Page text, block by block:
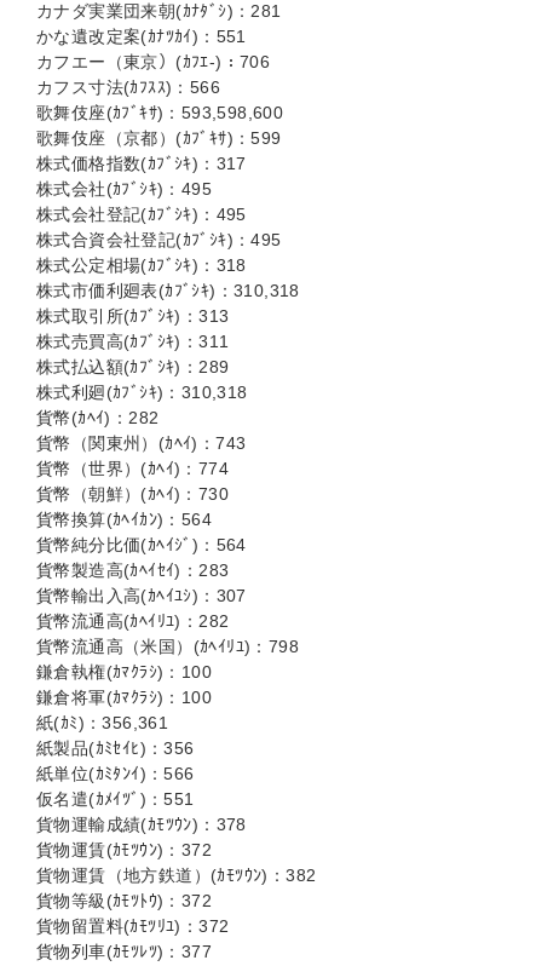
カナダ実業団来朝(ｶﾅﾀﾞｼ)：281
かな遺改定案(ｶﾅﾂｶｲ)：551
カフエー（東京）(ｶﾌｴ-)：706
カフス寸法(ｶﾌｽｽ)：566
歌舞伎座(ｶﾌﾞｷｻ)：593,598,600
歌舞伎座（京都）(ｶﾌﾞｷｻ)：599
株式価格指数(ｶﾌﾞｼｷ)：317
株式会社(ｶﾌﾞｼｷ)：495
株式会社登記(ｶﾌﾞｼｷ)：495
株式合資会社登記(ｶﾌﾞｼｷ)：495
株式公定相場(ｶﾌﾞｼｷ)：318
株式市価利廻表(ｶﾌﾞｼｷ)：310,318
株式取引所(ｶﾌﾞｼｷ)：313
株式売買高(ｶﾌﾞｼｷ)：311
株式払込額(ｶﾌﾞｼｷ)：289
株式利廻(ｶﾌﾞｼｷ)：310,318
貨幣(ｶﾍｲ)：282
貨幣（関東州）(ｶﾍｲ)：743
貨幣（世界）(ｶﾍｲ)：774
貨幣（朝鮮）(ｶﾍｲ)：730
貨幣換算(ｶﾍｲｶﾝ)：564
貨幣純分比価(ｶﾍｲｼﾞ)：564
貨幣製造高(ｶﾍｲｾｲ)：283
貨幣輸出入高(ｶﾍｲﾕｼ)：307
貨幣流通高(ｶﾍｲﾘﾕ)：282
貨幣流通高（米国）(ｶﾍｲﾘﾕ)：798
鎌倉執権(ｶﾏｸﾗｼ)：100
鎌倉将軍(ｶﾏｸﾗｼ)：100
紙(ｶﾐ)：356,361
紙製品(ｶﾐｾｲﾋ)：356
紙単位(ｶﾐﾀﾝｲ)：566
仮名遣(ｶﾒｲﾂﾞ)：551
貨物運輸成績(ｶﾓﾂｳﾝ)：378
貨物運賃(ｶﾓﾂｳﾝ)：372
貨物運賃（地方鉄道）(ｶﾓﾂｳﾝ)：382
貨物等級(ｶﾓﾂﾄｳ)：372
貨物留置料(ｶﾓﾂﾘﾕ)：372
貨物列車(ｶﾓﾂﾚﾂ)：377